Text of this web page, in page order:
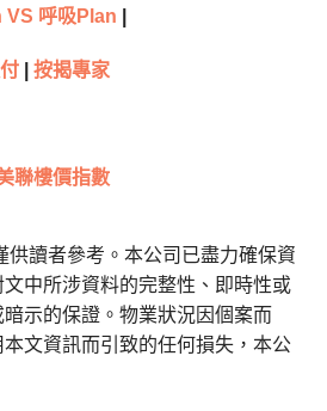
VS 呼吸Plan
按揭專家
聯樓價指數
供讀者參考。本公司已盡力確保資
中所涉資料的完整性、即時性或
示的保證。物業狀況因個案而
文資訊而引致的任何損失，本公